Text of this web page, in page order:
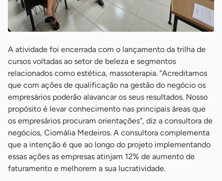
A atividade foi encerrada com o lançamento da trilha de
cursos voltadas ao setor de beleza e segmentos
relacionados como estética, massoterapia. “Acreditamos
que com ações de qualificação na gestão do negócio os
empresários poderão alavancar os seus resultados. Nosso
propósito é levar conhecimento nas principais áreas que
os empresários procuram orientações”, diz a consultora de
negócios, Ciomália Medeiros. A consultora complementa
que a intenção é que ao longo do projeto implementando
essas ações as empresas atinjam 12% de aumento de
faturamento e melhorem a sua lucratividade.